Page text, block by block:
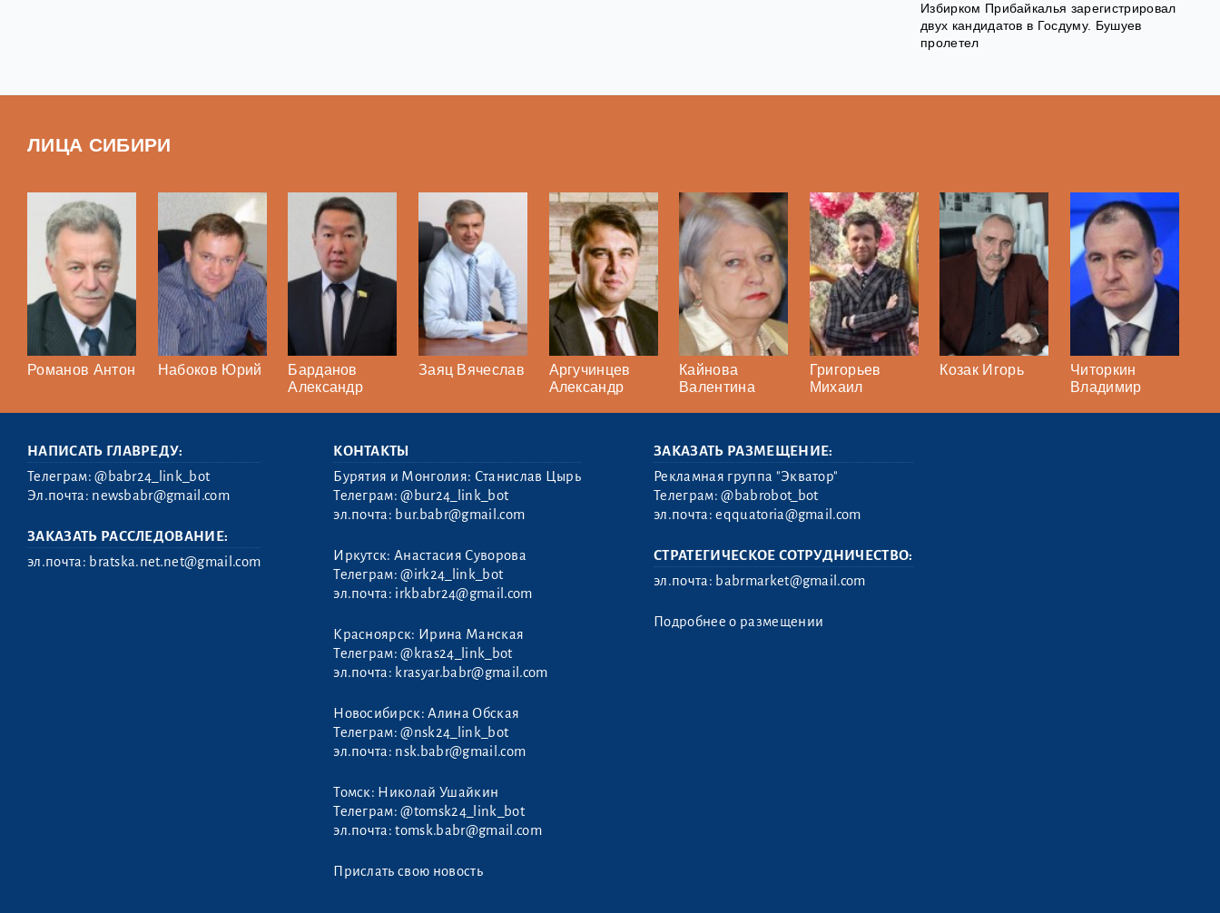
Избирком Прибайкалья зарегистрировал
двух кандидатов в Госдуму. Бушуев
пролетел
ЛИЦА СИБИРИ
Романов Антон Набоков Юрий
Барданов
Александр
Заяц Вячеслав
Аргучинцев
Александр
Кайнова
Валентина
Григорьев
Михаил
Козак Игорь
Читоркин
Владимир
НАПИСАТЬ ГЛАВРЕДУ:
Телеграм:@babr24_link_bot
Эл.почта: newsbabr@gmail.com
ЗАКАЗАТЬ РАССЛЕДОВАНИЕ:
эл.почта: bratska.net.net@gmail.com
КОНТАКТЫ
Бурятия и Монголия: Станислав Цырь
Телеграм:@bur24_link_bot
эл.почта: bur.babr@gmail.com
Иркутск: Анастасия Суворова
Телеграм:@irk24_link_bot
эл.почта: irkbabr24@gmail.com
Красноярск: Ирина Манская
Телеграм:@kras24_link_bot
эл.почта: krasyar.babr@gmail.com
Новосибирск: Алина Обская
Телеграм:@nsk24_link_bot
эл.почта: nsk.babr@gmail.com
Томск: Николай Ушайкин
Телеграм:@tomsk24_link_bot
эл.почта:tomsk.babr@gmail.com
Прислать свою новость
ЗАКАЗАТЬ РАЗМЕЩЕНИЕ:
Рекламная группа "Экватор"
Телеграм:@babrobot_bot
эл.почта:eqquatoria@gmail.com
СТРАТЕГИЧЕСКОЕ СОТРУДНИЧЕСТВО:
эл.почта: babrmarket@gmail.com
Подробнее о размещении